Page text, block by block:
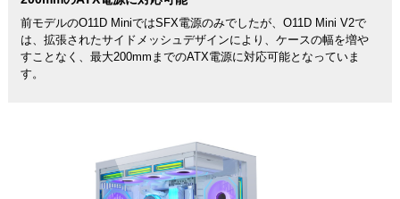
前モデルのO11D MiniではSFX電源のみでしたが、O11D Mini V2で
は、拡張されたサイドメッシュデザインにより、ケースの幅を増や
すことなく、最大200mmまでのATX電源に対応可能となっていま
す。